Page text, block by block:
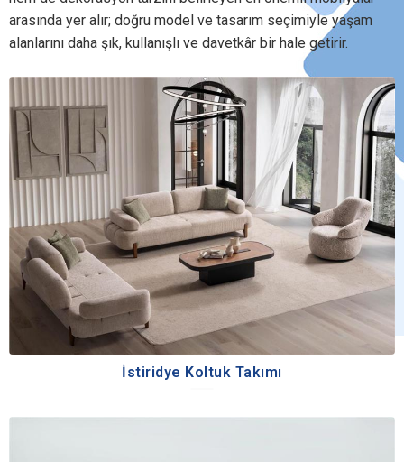
arasında yer alır; doğru model ve tasarım seçimiyle yaşam
alanlarını daha şık, kullanışlı ve davetkâr bir hale getirir.
İstiridye Koltuk Takımı